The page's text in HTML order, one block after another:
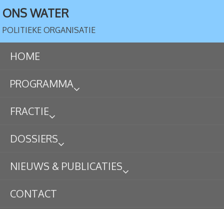
ONS WATER
POLITIEKE ORGANISATIE
HOME
PROGRAMMA
FRACTIE
DOSSIERS
NIEUWS & PUBLICATIES
CONTACT